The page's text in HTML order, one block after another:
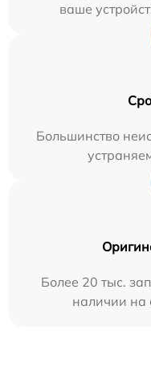
ваше
Большинство
Более 20 тыс.
наличии на